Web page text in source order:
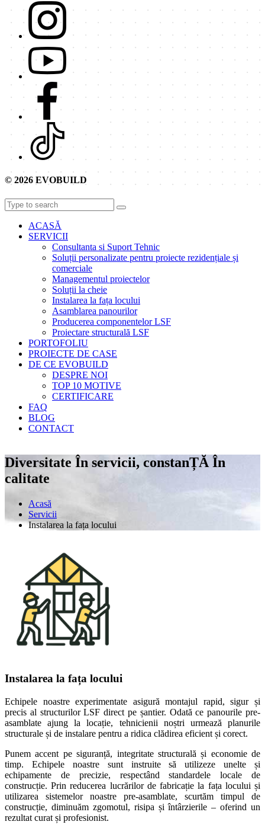
© 2026 EVOBUILD
ACASĂ
SERVICII
Consultanta si Suport Tehnic
Soluții personalizate pentru proiecte rezidențiale și
comerciale
Managementul proiectelor
Soluții la cheie
Instalarea la fața locului
Asamblarea panourilor
Producerea componentelor LSF
Proiectare structurală LSF
PORTOFOLIU
PROIECTE DE CASE
DE CE EVOBUILD
DESPRE NOI
TOP 10 MOTIVE
CERTIFICARE
FAQ
BLOG
CONTACT
Diversitate În servicii, constanȚĂ În
calitate
Acasă
Servicii
Instalarea la fața locului
Instalarea la fața locului
Echipele noastre experimentate asigură montajul rapid, sigur și
precis al structurilor LSF direct pe șantier. Odată ce panourile pre-
asamblate ajung la locație, tehnicienii noștri urmează planurile
structurale și de instalare pentru a ridica clădirea eficient și corect.
Punem accent pe siguranță, integritate structurală și economie de
timp. Echipele noastre sunt instruite să utilizeze unelte și
echipamente de precizie, respectând standardele locale de
construcție. Prin reducerea lucrărilor de fabricație la fața locului și
utilizarea sistemelor noastre pre-asamblate, scurtăm timpul de
construcție, diminuăm zgomotul, risipa și întârzierile – oferind un
rezultat curat și profesionist.